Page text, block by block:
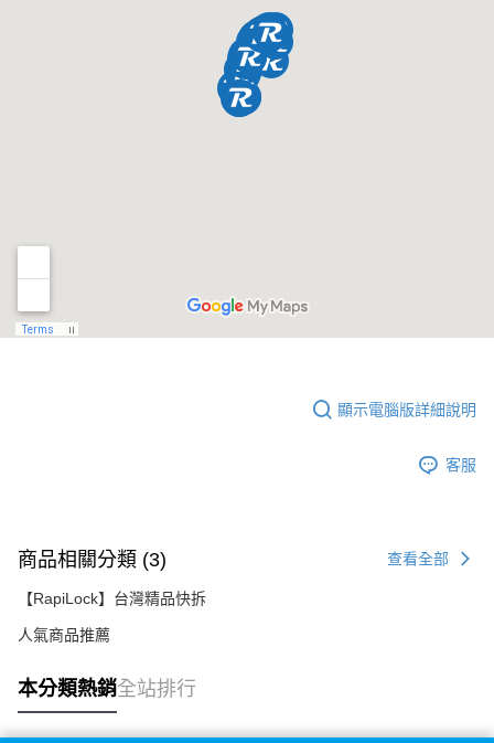
顯示電腦版詳細說明
客服
商品相關分類 (3) 查看全部
【RapiLock】台灣精品快拆
人氣商品推薦
本分類熱銷全站排行